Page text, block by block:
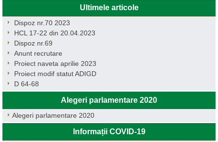
Ultimele articole
Dispoz nr.70 2023
HCL 17-22 din 20.04.2023
Dispoz nr.69
Anunt recrutare
Proiect naveta aprilie 2023
Proiect modif statut ADIGD
D 64-68
Alegeri parlamentare 2020
Alegeri parlamentare 2020
Informații COVID-19